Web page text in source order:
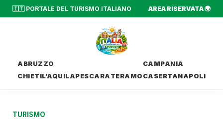
🇮🇹 PORTALE DEL TURISMO ITALIANO AREA RISERVATA 🌍
ABRUZZO
CHIETIL’AQUILAPESCARA TERAMO
CAMPANIA
CASERTANAPOLI
TURISMO